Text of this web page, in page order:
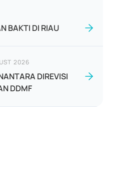
BAKTI DI RIAU
2026
DIREVISI
DDMF